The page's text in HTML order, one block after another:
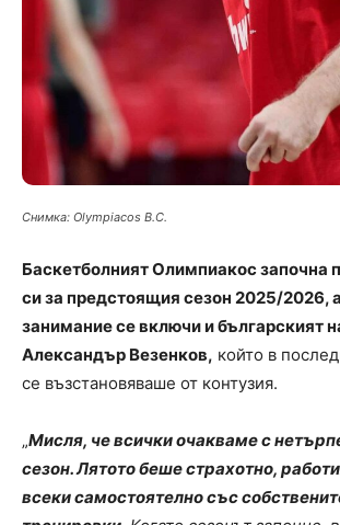
Снимка: Olympiacos B.C.
Баскетболният Олимпиакос започна
си за предстоящия сезон 2025/2026,
занимание се включи и българският
Александър Везенков, който в
се възстановяваше от контузия.
„Мисля, че всички очакваме с
сезон. Лятото беше страхотно,
всеки самостоятелно със